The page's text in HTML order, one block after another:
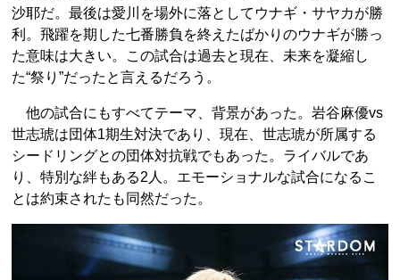
沙耶だ。最後は愛川を場外に落としてウナギ・サヤカが勝
利。飛躍を期した七番勝負を終えたばかりのウナギが勝っ
た意味は大きい。この試合は過去と現在、未来を凝縮し
た“祭り”だったと言えるだろう。
他の試合にもすべてテーマ、背景があった。岩谷麻優vs
世志琥は団体1期生対決であり、現在、世志琥が所属する
シードリングとの団体対抗戦でもあった。ライバルであ
り、特別な絆もある2人。エモーショナルな試合になるこ
とは約束されたも同然だった。